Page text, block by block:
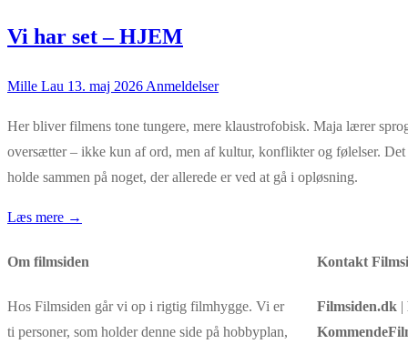
Vi har set – HJEM
Mille Lau 13. maj 2026 Anmeldelser
Her bliver filmens tone tungere, mere klaustrofobisk. Maja lærer
oversætter – ikke kun af ord, men af kultur, konflikter og følelser.
holde sammen på noget, der allerede er ved at gå i opløsning.
Læs mere →
Om filmsiden
Hos Filmsiden går vi op i rigtig filmhygge. Vi er
ti personer, som holder denne side på hobbyplan,
Kontakt
Filmsiden.dk |